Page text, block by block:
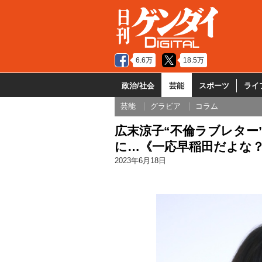
6.6万 18.5万
政治/社会 芸能 スポーツ ライ
芸能 グラビア コラム
広末涼子“不倫ラブレタ
に…《一応早稲田だよな
2023年6月18日